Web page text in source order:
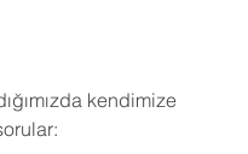
kendimize